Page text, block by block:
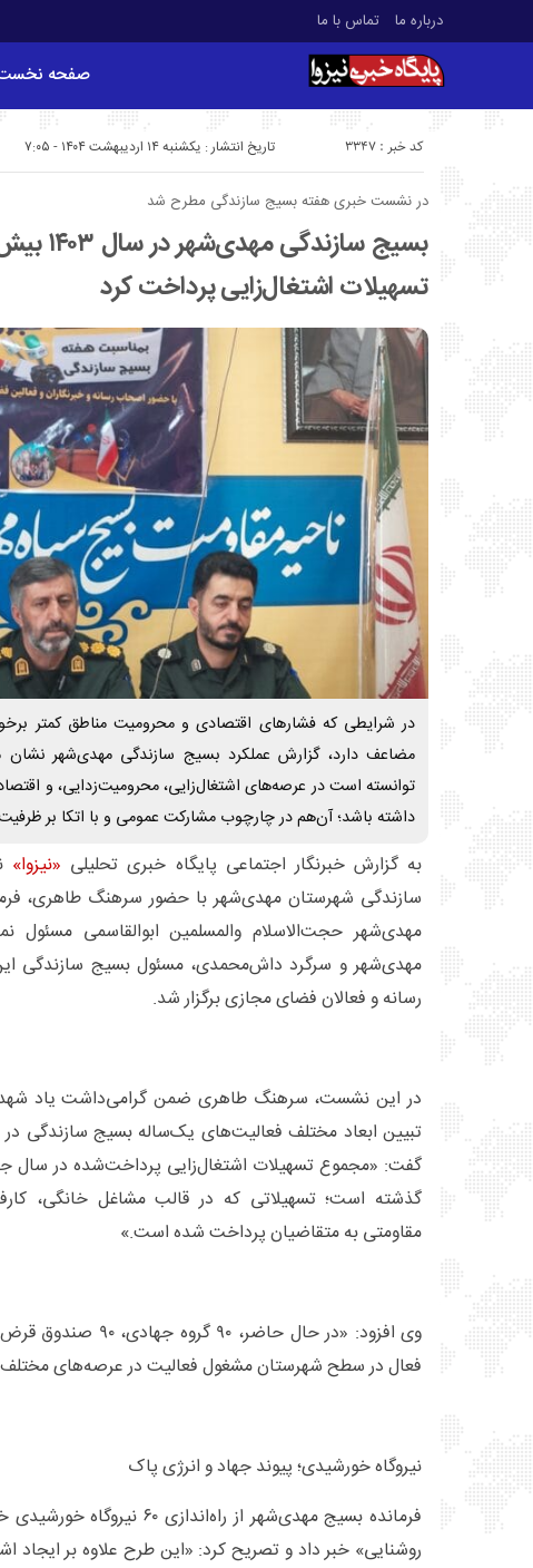
درباره ما تماس با ما
صفحه
تاریخ انتشار : یکشنبه ۱۴ اردیبهشت ۱۴۰۴ - ۷:۰۵ کد خبر : 3347
در نشست خبری هفته بسیج سازندگی مطرح شد
تسهیلات اشتغال‌زایی پرداخت کرد
در شرایطی که فشارهای اقتصادی و محرومیت مناطق کمتر
مضاعف دارد، گزارش عملکرد بسیج سازندگی مهدی‌شهر نشان
توانسته است در عرصه‌های اشتغال‌زایی، محرومیت‌زدایی، و
داشته باشد؛ آن‌هم در چارچوب مشارکت عمومی و با اتکا بر
به گزارش خبرنگار اجتماعی پایگاه خبری تحلیلی «نیزوا»
سازندگی شهرستان مهدی‌شهر با حضور سرهنگ طاهری،
مهدی‌شهر حجت‌الاسلام والمسلمین ابوالقاسمی مسئول
مهدی‌شهر و سرگرد داش‌محمدی، مسئول بسیج سازندگی
رسانه و فعالان فضای مجازی برگزار شد.
در این نشست، سرهنگ طاهری ضمن گرامی‌داشت یاد
تبیین ابعاد مختلف فعالیت‌های یک‌ساله بسیج سازندگی
گذشته است؛ تسهیلاتی که در قالب مشاغل خانگی،
مقاومتی به متقاضیان پرداخت شده است.»
فعال در سطح شهرستان مشغول فعالیت در عرصه‌های
نیروگاه خورشیدی؛ پیوند جهاد و انرژی پاک
فرمانده بسیج مهدی‌شهر از
روشنایی» خبر داد و تصریح کرد: «این طرح علاوه بر ایجاد